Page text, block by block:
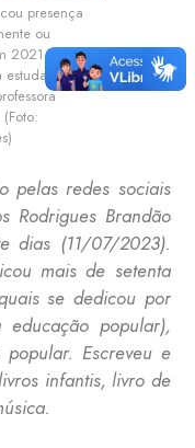
presença
ou
2021, durante
de
pelas redes sociais
Rodrigues Brandão
dias (11/07/2023).
mais de setenta
se dedicou por
educação popular),
Escreveu e
infantis, livro de